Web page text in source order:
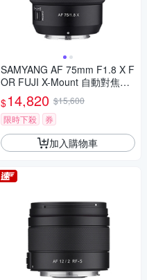
SAMYANG AF 75mm F1.8 X F
OR FUJI X-Mount 自動對焦鏡
頭 公司貨
$14,820 $15,600
限時下殺
券
加入購物車